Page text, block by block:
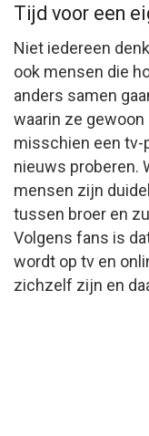
Tijd voor een
Niet iedereen
ook mensen die
anders samen
waarin ze
misschien een tv-
nieuws proberen.
mensen zijn
tussen broer en
Volgens fans is
wordt op tv en
zichzelf zijn en